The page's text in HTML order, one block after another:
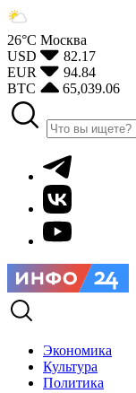
26°С Москва
USD
82.17
EUR
94.84
BTC
65,039.06
Экономика
Культура
Политика